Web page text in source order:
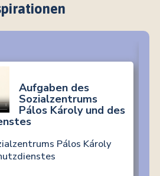
Aufgaben des
Sozialzentrums
Pálos Károly und des
Pálos Károly